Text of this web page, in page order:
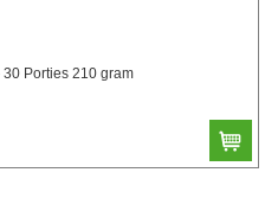
Porties 210 gram